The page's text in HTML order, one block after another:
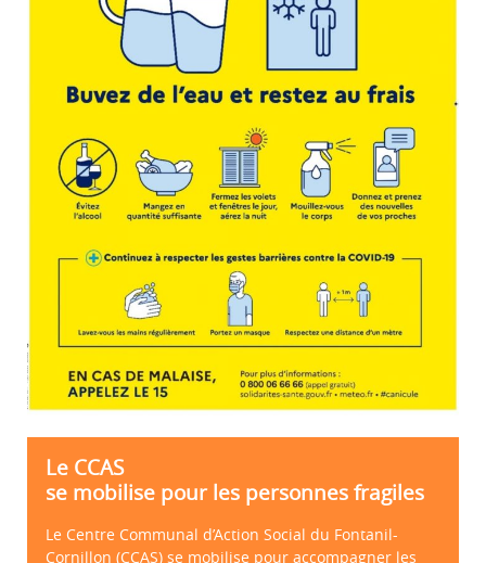
Le CCAS
se mobilise pour les personnes fragiles
Le Centre Communal d’Action Social du Fontanil-
Cornillon (CCAS) se mobilise pour accompagner les